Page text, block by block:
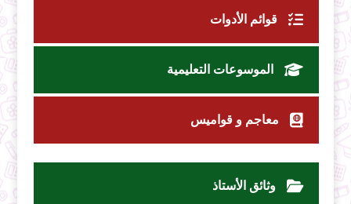
قوائم الأدوات
الموسوعات التعليمية
معاجم و قواميس
وثائق الأستاذ